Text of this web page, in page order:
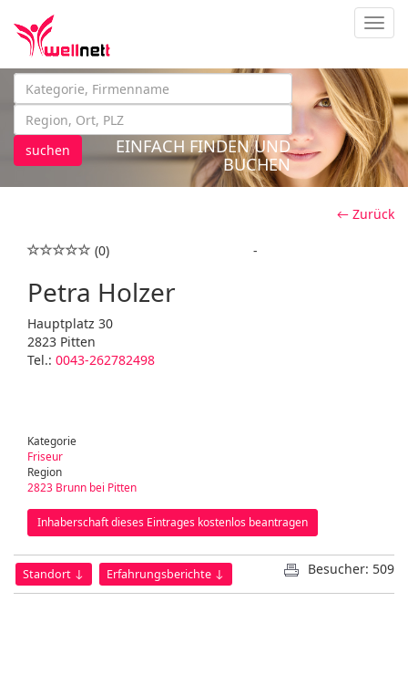
suchen
EINFACH FINDEN UND
BUCHEN
← Zurück
(0)
Petra Holzer
Hauptplatz 30
2823 Pitten
Tel.: 0043-262782498
-
Kategorie
Friseur
Region
2823 Brunn bei Pitten
Inhaberschaft dieses Eintrages kostenlos beantragen
Standort ↓ Erfahrungsberichte ↓ Besucher: 509